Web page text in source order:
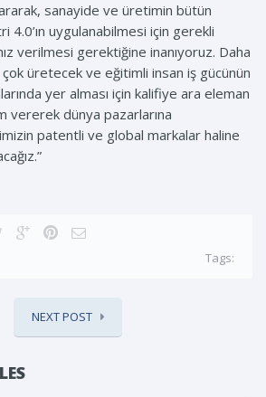
sanayide ve üretimin bütün
4.0’ın uygulanabilmesi için gerekli
hız verilmesi gerektiğine inanıyoruz. Daha
çok üretecek ve eğitimli insan iş gücünün
yer alması için kalifiye ara eleman
vererek dünya pazarlarına
patentli ve global markalar haline
Tags:
NEXT POST